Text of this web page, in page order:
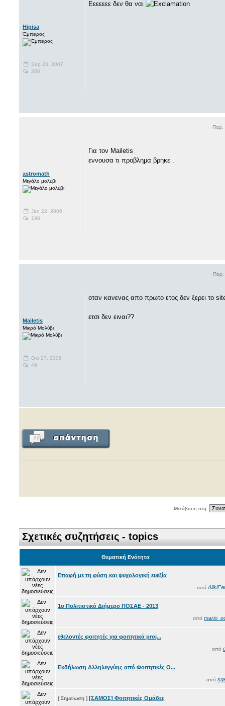
Hipisa
Έμπειρος
Sep 23, 2007
268
Εεεεεεε δεν θα ναι
Παρ,
astromath
Μεγάλο μολύβι
Jan 22, 2006
198
Για τον Mailetis
εννουσα τι προβλημα βρηκε .
Παρ,
Mailetis
Μικρό Μολύβι
Oct 27, 2006
49
οταν κανενας απο πρωτο ετος δεν ξερει το
ετσι δεν ειναι??
Μετάβαση στη:
Σχετικές συζητήσεις - topics
Θεματική Ενότητα
Επαφή με τη φύση και ψυχολογική ευεξία
από
1ο Πολιτιστικό Διήμερο ΠΟΣΑΕ - 2013
από
εθελοντές φοιτητές για φοιτητικά proj...
από
Εκδήλωση Αλληλεγγύης από Φοιτητικές Ο...
από
[ Σημείωση ] [ΣΑΜΟΣ] Φοιτητικές Ομάδες